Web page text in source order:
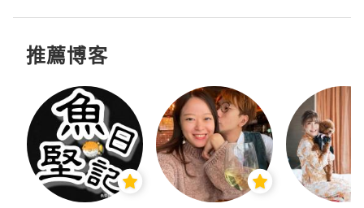
推薦博客